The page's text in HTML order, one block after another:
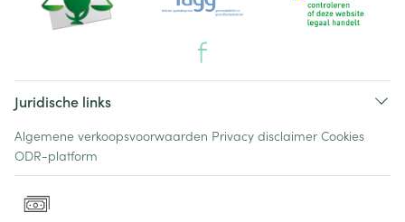
Juridische links
Algemene verkoopsvoorwaarden Privacy disclaimer Cookies
ODR-platform